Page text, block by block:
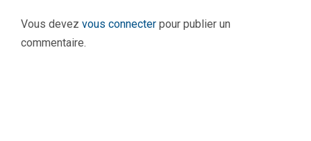
Vous devez vous connecter pour publier un
commentaire.